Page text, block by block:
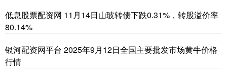
低息股票配资网 11月14日山玻转债下跌0.31%，转股溢价率
80.14%
银河配资网平台 2025年9月12日全国主要批发市场黄牛价格
行情